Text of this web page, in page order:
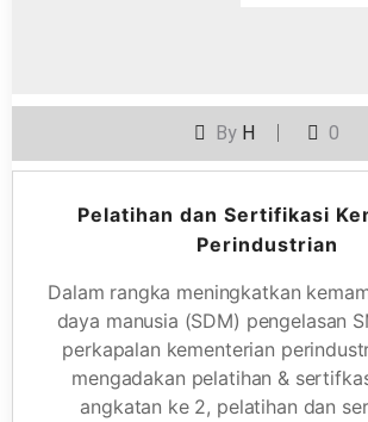
By H 0
Pelatihan dan Sertifikasi
Perindustrian
Dalam rangka meningkatkan
daya manusia (SDM) pengelasan
perkapalan kementerian
mengadakan pelatihan &
angkatan ke 2, pelatihan dan